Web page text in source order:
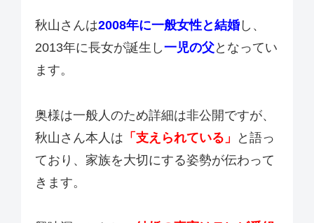
秋山さんは2008年に一般女性と結婚し、
2013年に長女が誕生し一児の父となってい
ます。
奥様は一般人のため詳細は非公開ですが、
秋山さん本人は 「支えられている」
と語っ
ており、家族を大切にする姿勢が伝わって
きます。